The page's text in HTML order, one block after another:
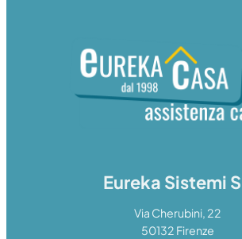
Eureka Sistemi
Via Cherubini, 22
50132 Firenze